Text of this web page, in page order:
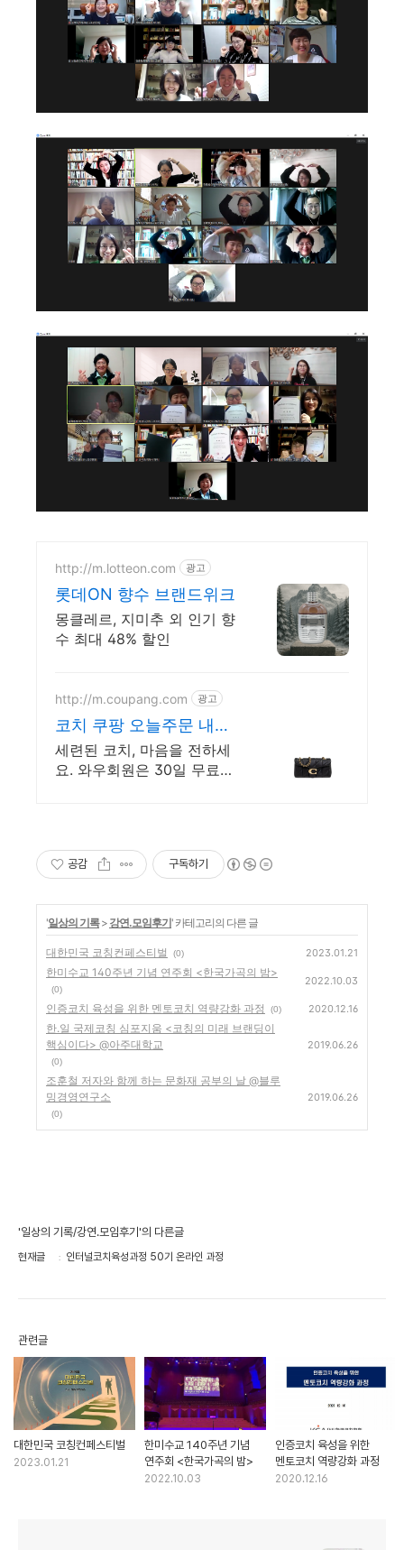
http://m.lotteon.com 광고
롯데ON 향수 브랜드위크
몽클레르, 지미추 외 인기 향
수 최대 48% 할인
http://m.coupang.com 광고
코치 쿠팡 오늘주문 내일
도착 로켓배송
세련된 코치, 마음을 전하세
요. 와우회원은 30일 무료반
공감 구독하기
'일상의 기록> 강연.모임후기' 카테고리의 다른 글
대한민국 코칭컨페스티벌 (0) 2023.01.21
한미수교 140주년 기념 연주회 <한국가곡의 밤>
(0)
2022.10.03
인증코치 육성을 위한 멘토코치 역량강화 과정 (0) 2020.12.16
한.일 국제코칭 심포지움 <코칭의 미래 브랜딩이
핵심이다> @아주대학교
(0)
2019.06.26
조훈철 저자와 함께 하는 문화재 공부의 날 @블루
밍경영연구소
(0)
2019.06.26
'일상의 기록/강연.모임후기'의 다른글
현재글 인터널코치육성과정 50기 온라인 과정
관련글
대한민국 코칭컨페스티벌
2023.01.21
한미수교 140주년 기념
연주회 <한국가곡의 밤>
2022.10.03
인증코치 육성을 위한
멘토코치 역량강화 과정
2020.12.16